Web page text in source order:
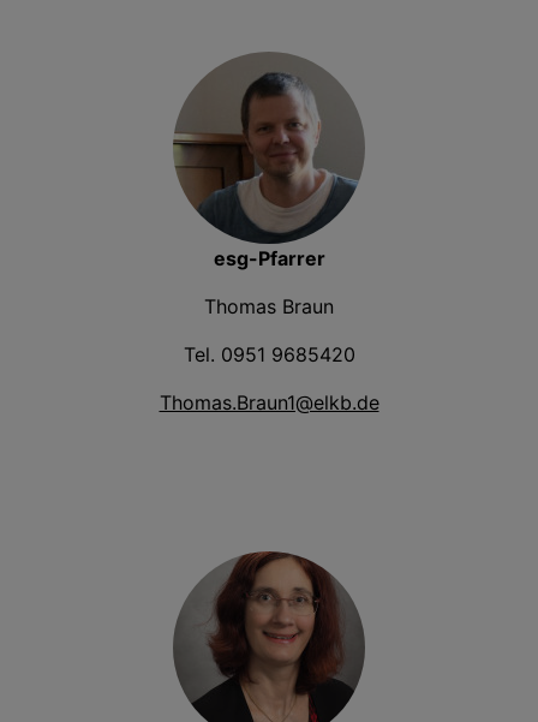
esg-Pfarrer
Thomas Braun
Tel. 0951 9685420
Thomas.Braun1@elkb.de